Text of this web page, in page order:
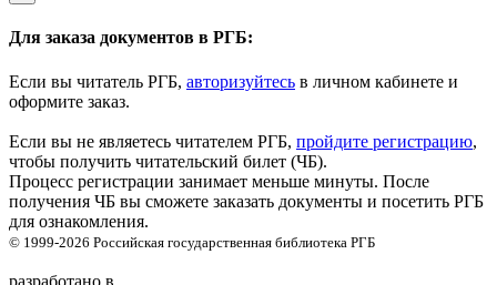
Для заказа документов в РГБ:
Если вы читатель РГБ, авторизуйтесь в личном кабинете и
оформите заказ.
Если вы не являетесь читателем РГБ, пройдите регистрацию,
чтобы получить читательский билет (ЧБ).
Процесс регистрации занимает меньше минуты. После
получения ЧБ вы сможете заказать документы и посетить РГБ
для ознакомления.
© 1999-2026 Российская государственная библиотека РГБ
разработано в